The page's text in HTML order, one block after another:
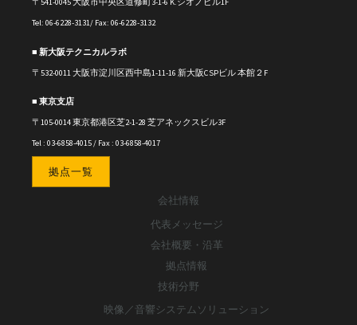
〒541-0045 大阪市中央区道修町3-1-6 K.シオノビル1F
Tel: 06-6228-3131/ Fax: 06-6228-3132
■ 新大阪テクニカルラボ
〒 532-0011大阪市淀川区西中島1-11-16 新大阪CSPビル 本館２F
■ 東京支店
〒105-0014 東京都港区芝2-1-28 芝アネックスビル3F
Tel : 03-6858-4015 / Fax : 03-6858-4017
拠点一覧
会社情報
代表メッセージ
会社概要・沿革
拠点情報
技術分野
映像／音響システムソリューション